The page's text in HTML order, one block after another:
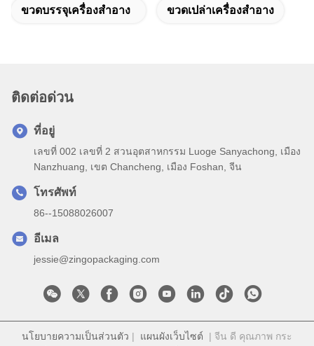
ขวดบรรจุเครื่องสําอาง ขวดเปล่าเครื่องสำอาง
ติดต่อด่วน
ที่อยู่
เลขที่ 002 เลขที่ 2 สวนอุตสาหกรรม Luoge Sanyachong, เมือง
Nanzhuang, เขต Chancheng, เมือง Foshan, จีน
โทรศัพท์
86--15088026007
อีเมล
jessie@zingopackaging.com
นโยบายความเป็นส่วนตัว | แผนผังเว็บไซต์ | จีน ดี คุณภาพ กระ